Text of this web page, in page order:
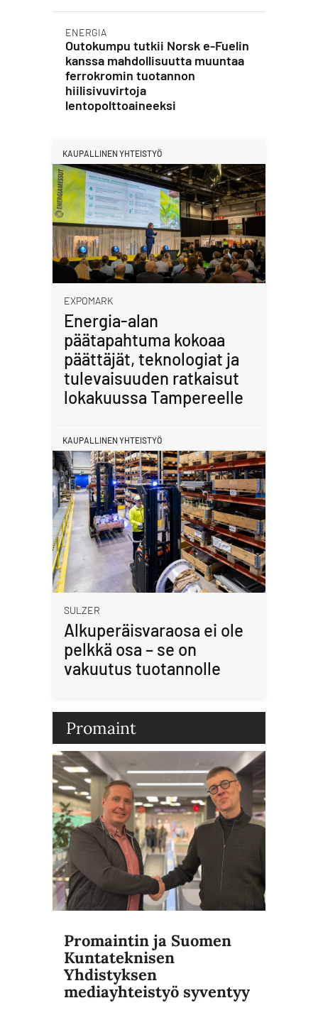
ENERGIA
Outokumpu tutkii Norsk e-Fuelin
kanssa mahdollisuutta muuntaa
ferrokromin tuotannon
hiilisivuvirtoja
lentopolttoaineeksi
KAUPALLINEN YHTEISTYÖ
EXPOMARK
Energia-alan
päätapahtuma kokoaa
päättäjät, teknologiat ja
tulevaisuuden ratkaisut
lokakuussa Tampereelle
KAUPALLINEN YHTEISTYÖ
SULZER
Alkuperäisvaraosa ei ole
pelkkä osa – se on
vakuutus tuotannolle
Promaint
Promaintin ja Suomen
Kuntateknisen
Yhdistyksen
mediayhteistyö syventyy